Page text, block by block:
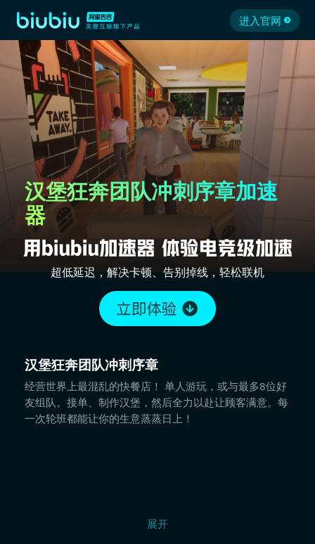
进入官网
汉堡狂奔团队冲刺序章加速
器
超低延迟，解决卡顿、告别掉线，轻松联机
汉堡狂奔团队冲刺序章
经营世界上最混乱的快餐店！ 单人游玩，或与最多8位好
友组队。接单、制作汉堡，然后全力以赴让顾客满意。每
一次轮班都能让你的生意蒸蒸日上！
展开